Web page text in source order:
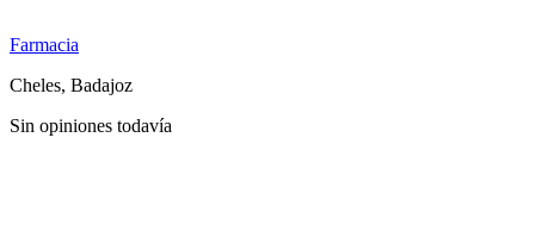
Farmacia
Cheles, Badajoz
Sin opiniones todavía